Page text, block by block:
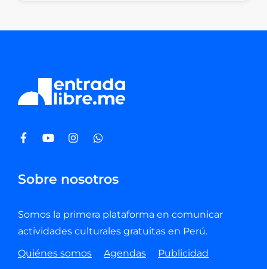
Sobre nosotros
Somos la primera plataforma en comunicar
actividades culturales gratuitas en Perú.
Quiénes somos
Agendas Publicidad